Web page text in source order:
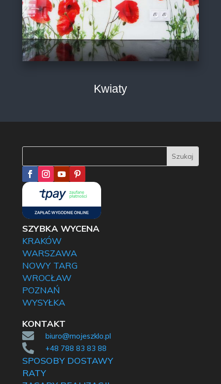
Kwiaty
SZYBKA WYCENA
KRAKÓW
WARSZAWA
NOWY TARG
WROCŁAW
POZNAŃ
WYSYŁKA
KONTAKT
 biuro@mojeszklo.pl
 +48 788 83 83 88
SPOSOBY DOSTAWY
RATY